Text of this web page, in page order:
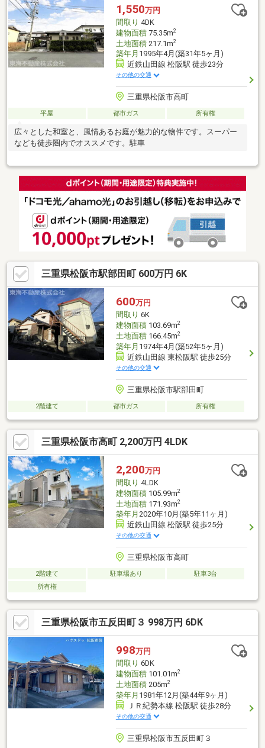
1,550万円
間取り 4DK
建物面積75.35m2
土地面積217.1m2
築年月 1995年4月(築31年5ヶ月)
近鉄山田線 松阪駅 徒歩23分
その他の交通
三重県松阪市高町
平屋 都市ガス 所有権
広々とした和室と、風情あるお庭が魅力的な物件です。スーパー
なども徒歩圏内でオススメです。駐車
三重県松阪市駅部田町 600万円 6K
600万円
間取り 6K
建物面積103.69m2
土地面積166.45m2
築年月 1974年4月(築52年5ヶ月)
近鉄山田線 東松阪駅 徒歩25分
その他の交通
三重県松阪市駅部田町
2階建て 都市ガス 所有権
三重県松阪市高町 2,200万円 4LDK
2,200万円
間取り 4LDK
建物面積105.99m2
土地面積171.93m2
築年月 2020年10月(築5年11ヶ月)
近鉄山田線 松阪駅 徒歩25分
その他の交通
三重県松阪市高町
2階建て 駐車場あり
駐車3台
所有権
三重県松阪市五反田町３ 998万円 6DK
998万円
間取り 6DK
建物面積101.01m2
土地面積205m2
築年月 1981年12月(築44年9ヶ月)
ＪＲ紀勢本線 松阪駅 徒歩28分
その他の交通
三重県松阪市五反田町３